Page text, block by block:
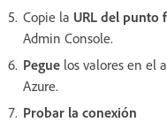
Copie la URL del punto
Admin Console.
Pegue los valores en el
Azure.
Probar la conexión